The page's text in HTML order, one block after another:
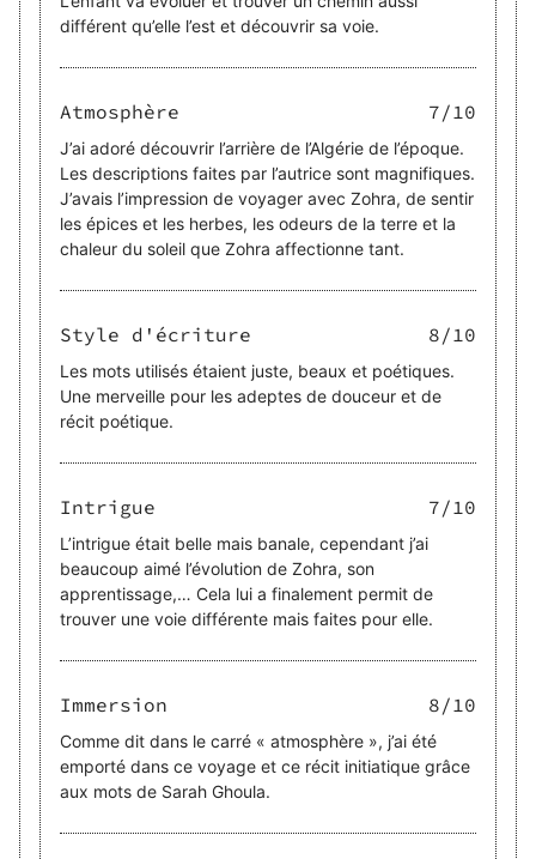
différent qu’elle l’est et découvrir sa voie.
Atmosphère 7/10
J’ai adoré découvrir l’arrière de l’Algérie de l’époque.
Les descriptions faites par l’autrice sont magnifiques.
J’avais l’impression de voyager avec Zohra, de sentir
les épices et les herbes, les odeurs de la terre et la
chaleur du soleil que Zohra affectionne tant.
Style d'écriture 8/10
Les mots utilisés étaient juste, beaux et poétiques.
Une merveille pour les adeptes de douceur et de
récit poétique.
Intrigue 7/10
L’intrigue était belle mais banale, cependant j’ai
beaucoup aimé l’évolution de Zohra, son
apprentissage,… Cela lui a finalement permit de
trouver une voie différente mais faites pour elle.
Immersion 8/10
Comme dit dans le carré « atmosphère », j’ai été
emporté dans ce voyage et ce récit initiatique grâce
aux mots de Sarah Ghoula.